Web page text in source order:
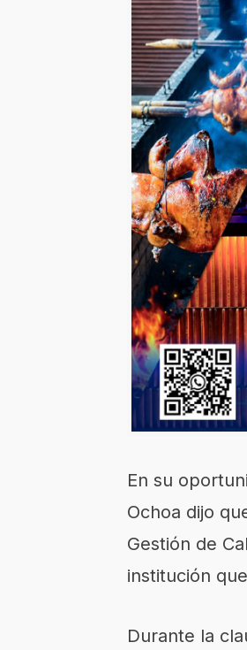
En su
Ochoa dijo
Gestión de
institución
Durante la